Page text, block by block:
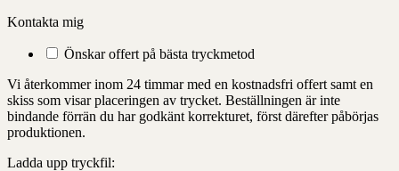
Kontakta mig
Önskar offert på bästa tryckmetod
Vi återkommer inom 24 timmar med en kostnadsfri offert samt en
skiss som visar placeringen av trycket. Beställningen är inte
bindande förrän du har godkänt korrekturet, först därefter påbörjas
produktionen.
Ladda upp tryckfil: